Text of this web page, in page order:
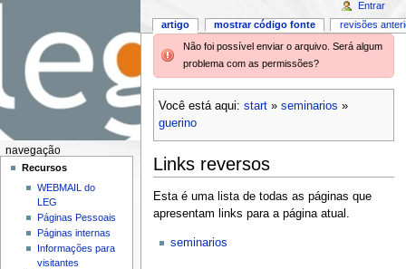
Não foi possível enviar o arquivo. Será algum
problema com as permissões?
Você está aqui: start» seminarios »
guerino
Links reversos
Esta é uma lista de todas as páginas que
apresentam links para a página atual.
seminarios
artigo mostrar código fonte revisões
Entrar
navegação
Recursos
WEBMAIL do
LEG
Páginas Pessoais
Páginas internas
Informações para
visitantes